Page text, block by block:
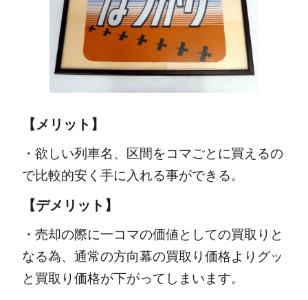
【メリット】
・欲しい列車名、区間をコマごとに買えるの
で比較的安く手に入れる事ができる。
【デメリット】
・売却の際に一コマの価値としての買取りと
なる為、通常の方向幕の買取り価格よりグッ
と買取り価格が下がってしまいます。